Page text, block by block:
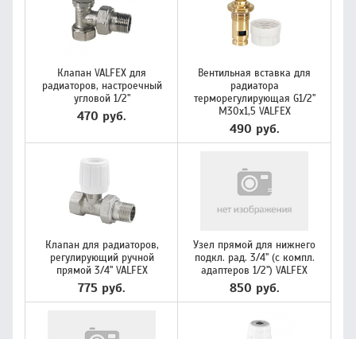
Клапан VALFEX для
радиаторов, настроечный
угловой 1/2"
470 руб.
Вентильная вставка для
радиатора
терморегулирующая G1/2"
М30х1,5 VALFEX
490 руб.
Клапан для радиаторов,
регулирующий ручной
прямой 3/4" VALFEX
775 руб.
Узел прямой для нижнего
подкл. рад. 3/4" (c компл.
адаптеров 1/2") VALFEX
850 руб.